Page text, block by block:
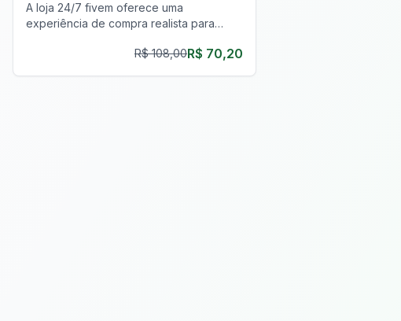
A loja 24/7 fivem oferece uma
experiência de compra realista para
recursos de roleplay imersivos.
R$ 108,00R$ 70,20